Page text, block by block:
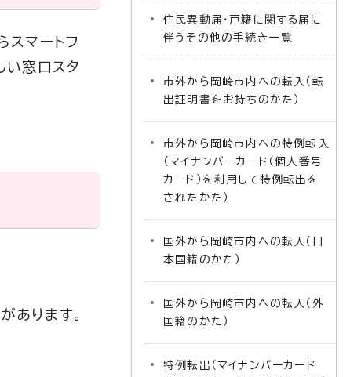
スマートフ
い窓口スタ
あります。
住民異動届・戸籍に関する届に
伴うその他の手続き一覧
市外から岡崎市内への転入（転
出証明書をお持ちのかた）
市外から岡崎市内への特例転入
（マイナンバーカード（個人番号
カード）を利用して特例転出を
されたかた）
国外から岡崎市内への転入（日
本国籍のかた）
国外から岡崎市内への転入（外
国籍のかた）
特例転出（マイナンバーカード